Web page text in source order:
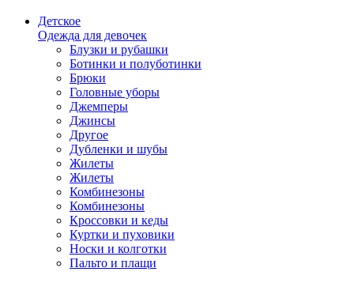
Детское
Одежда для девочек
Блузки и рубашки
Ботинки и полуботинки
Брюки
Головные уборы
Джемперы
Джинсы
Другое
Дубленки и шубы
Жилеты
Жилеты
Комбинезоны
Комбинезоны
Кроссовки и кеды
Куртки и пуховики
Носки и колготки
Пальто и плащи